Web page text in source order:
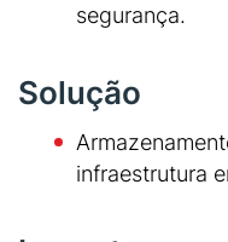
segurança.
Solução
infraestrutura